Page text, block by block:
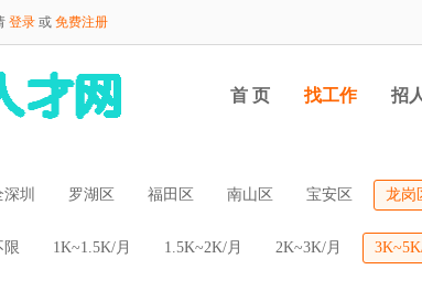
登录 或 免费注册
首 页 找工作 招
深圳 罗湖区 福田区 南山区 宝安区 龙岗
限 1K~1.5K/月 1.5K~2K/月 2K~3K/月